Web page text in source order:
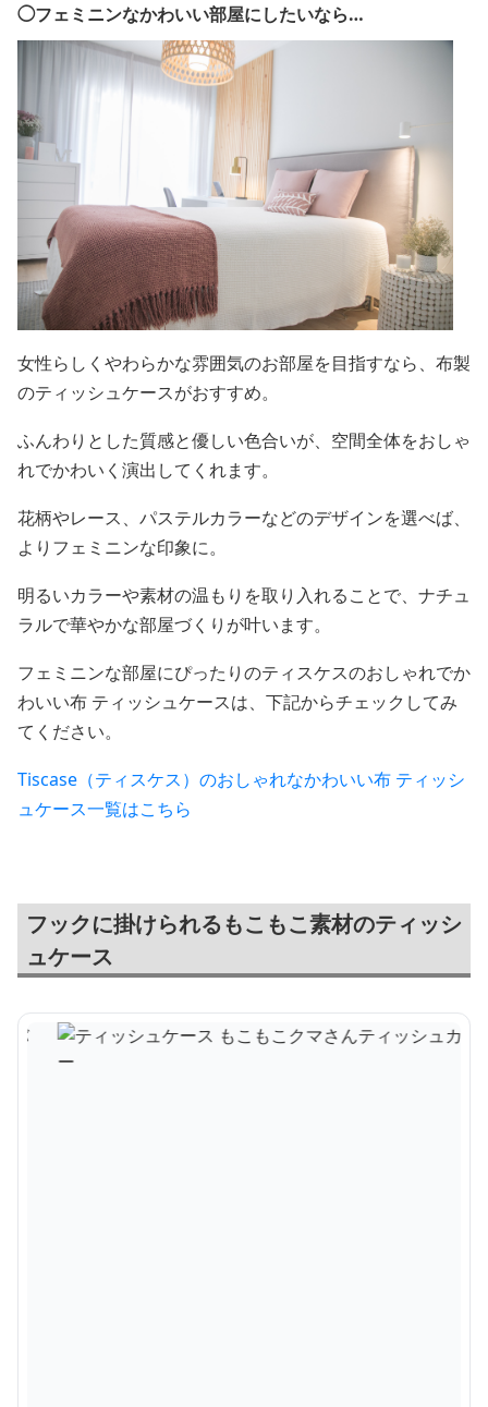
◯フェミニンなかわいい部屋にしたいなら…
女性らしくやわらかな雰囲気のお部屋を目指すなら、布製
のティッシュケースがおすすめ。
ふんわりとした質感と優しい色合いが、空間全体をおしゃ
れでかわいく演出してくれます。
花柄やレース、パステルカラーなどのデザインを選べば、
よりフェミニンな印象に。
明るいカラーや素材の温もりを取り入れることで、ナチュ
ラルで華やかな部屋づくりが叶います。
フェミニンな部屋にぴったりのティスケスのおしゃれでか
わいい布 ティッシュケースは、下記からチェックしてみ
てください。
Tiscase（ティスケス）のおしゃれなかわいい布 ティッシ
ュケース一覧はこちら
フックに掛けられるもこもこ素材のティッシ
ュケース